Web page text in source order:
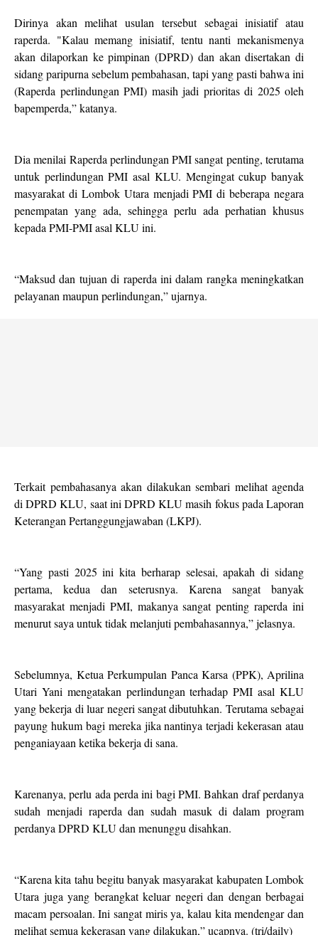
Dirinya akan melihat usulan tersebut sebagai inisiatif atau
raperda. "Kalau memang inisiatif, tentu nanti mekanismenya
akan dilaporkan ke pimpinan (DPRD) dan akan disertakan di
sidang paripurna sebelum pembahasan, tapi yang pasti bahwa ini
(Raperda perlindungan PMI) masih jadi prioritas di 2025 oleh
bapemperda,” katanya.
Dia menilai Raperda perlindungan PMI sangat penting, terutama
untuk perlindungan PMI asal KLU. Mengingat cukup banyak
masyarakat di Lombok Utara menjadi PMI di beberapa negara
penempatan yang ada, sehingga perlu ada perhatian khusus
kepada PMI-PMI asal KLU ini.
“Maksud dan tujuan di raperda ini dalam rangka meningkatkan
pelayanan maupun perlindungan,” ujarnya.
Terkait pembahasanya akan dilakukan sembari melihat agenda
di DPRD KLU, saat ini DPRD KLU masih fokus pada Laporan
Keterangan Pertanggungjawaban (LKPJ).
“Yang pasti 2025 ini kita berharap selesai, apakah di sidang
pertama, kedua dan seterusnya. Karena sangat banyak
masyarakat menjadi PMI, makanya sangat penting raperda ini
menurut saya untuk tidak melanjuti pembahasannya,” jelasnya.
Sebelumnya, Ketua Perkumpulan Panca Karsa (PPK), Aprilina
Utari Yani mengatakan perlindungan terhadap PMI asal KLU
yang bekerja di luar negeri sangat dibutuhkan. Terutama sebagai
payung hukum bagi mereka jika nantinya terjadi kekerasan atau
penganiayaan ketika bekerja di sana.
Karenanya, perlu ada perda ini bagi PMI. Bahkan draf perdanya
sudah menjadi raperda dan sudah masuk di dalam program
perdanya DPRD KLU dan menunggu disahkan.
“Karena kita tahu begitu banyak masyarakat kabupaten Lombok
Utara juga yang berangkat keluar negeri dan dengan berbagai
macam persoalan. Ini sangat miris ya, kalau kita mendengar dan
melihat semua kekerasan yang dilakukan,” ucapnya. (tri/daily)